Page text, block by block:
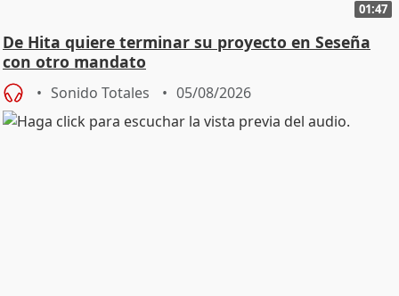
01:47
De Hita quiere terminar su proyecto en Seseña
con otro mandato
Sonido Totales 05/08/2026